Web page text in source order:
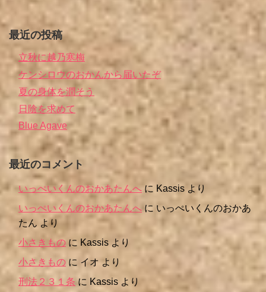
最近の投稿
立秋に越乃寒梅
ケンシロウのおかんから届いたぞ
夏の身体を潤そう
日陰を求めて
Blue Agave
最近のコメント
いっぺいくんのおかあたんへに Kassis より
いっぺいくんのおかあたんへ に いっぺいくんのおかあ
たん より
小さきもの に Kassis より
小さきもの に イオ より
刑法２３１条 に Kassis より